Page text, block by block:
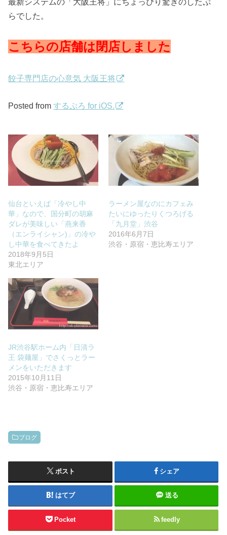
らでした。
こちらの店舗は閉店しました
餃子専門店の心意気 大阪王将
Posted fromするぷろ for iOS.
仙台といえば「冷やし中
華」なので、国分町の胡麻
ダレが美味しい「燕来香
（エンライシャン)」の冷や
し中華を食べてきたよ
2018年9月5日
東北エリア
ラーメン屋なのにカフェみ
たいにゆったりくつろげる
「九月堂」渋谷
2016年6月7日
渋谷・原宿・恵比寿エリア
JR渋谷駅ホーム内「日清ラ
王 袋麺屋」でさくっとラー
メンをいただきます
2015年10月11日
渋谷・原宿・恵比寿エリア
ブログ
ポスト シェア
はてブ 送る
Pocket feedly